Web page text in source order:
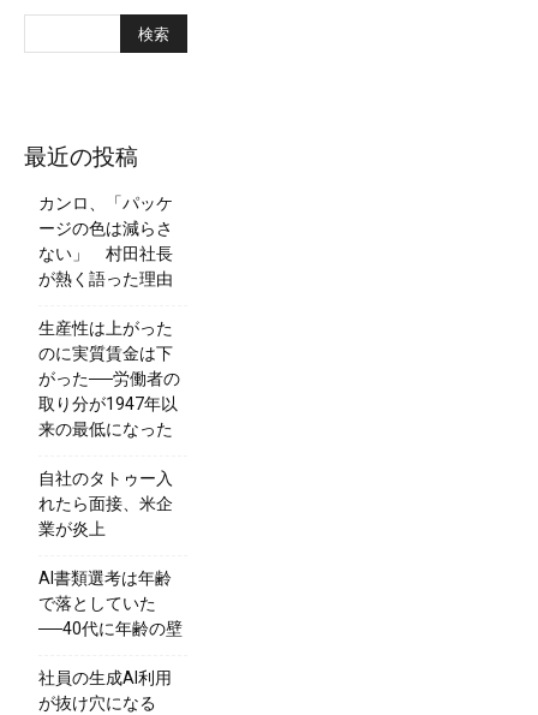
最近の投稿
カンロ、「パッケ
ージの色は減らさ
ない」 村田社長
が熱く語った理由
生産性は上がった
のに実質賃金は下
がった──労働者の
取り分が1947年以
来の最低になった
自社のタトゥー入
れたら面接、米企
業が炎上
AI書類選考は年齢
で落としていた
──40代に年齢の壁
社員の生成AI利用
が抜け穴になる